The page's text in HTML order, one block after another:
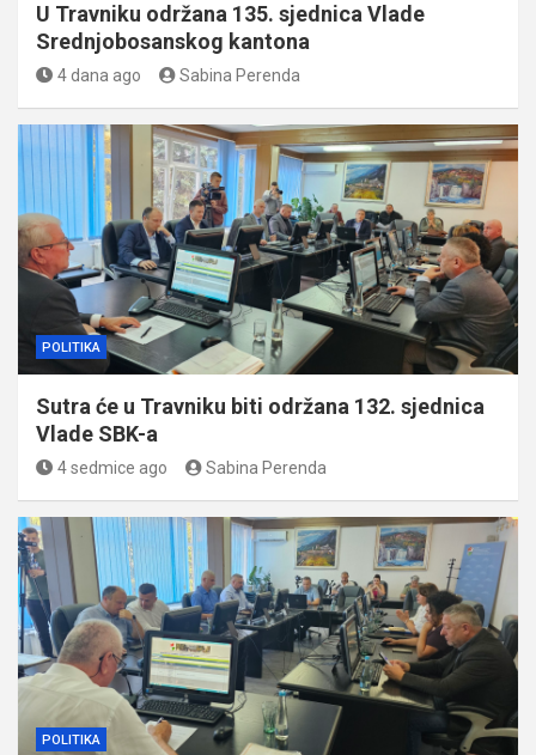
U Travniku održana 135. sjednica Vlade
Srednjobosanskog kantona
4 dana ago Sabina Perenda
POLITIKA
Sutra će u Travniku biti održana 132. sjednica
Vlade SBK-a
4 sedmice ago Sabina Perenda
POLITIKA